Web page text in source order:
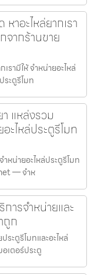
าอะไหล่ยากเรา
จากร้านขาย
รามีให้ จำหน่ายอะไหล่
ระตูรีโมท
แหล่งรวม
ะไหล่ประตูรีโมท
หน่ายอะไหล่ประตูรีโมท
— จำห
ารจำหน่ายและ
ถูก
ะตูรีโมทและอะไหล่
เตอร์ประตู